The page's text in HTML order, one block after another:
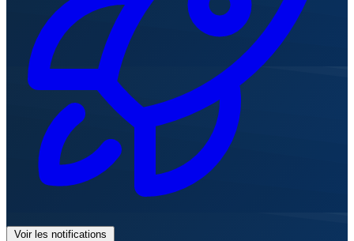
Voir les notifications